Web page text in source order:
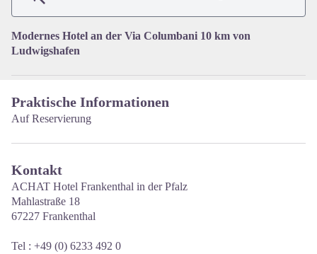
Modernes Hotel an der Via Columbani 10 km von
Ludwigshafen
Praktische Informationen
Auf Reservierung
Kontakt
ACHAT Hotel Frankenthal in der Pfalz
Mahlastraße 18
67227 Frankenthal
Tel : +49 (0) 6233 492 0